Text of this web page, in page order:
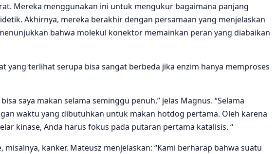
Mereka menggunakan ini untuk mengukur bagaimana panjang
Akhirnya, mereka berakhir dengan persamaan yang menjelaskan
bahwa molekul konektor memainkan peran yang diabaikan
terlihat serupa bisa sangat berbeda jika enzim hanya memproses
saya makan selama seminggu penuh,” jelas Magnus. “Selama
waktu yang dibutuhkan untuk makan hotdog pertama. Oleh karena
kinase, Anda harus fokus pada putaran pertama katalisis. “
kanker. Mateusz menjelaskan: “Kami berharap bahwa suatu